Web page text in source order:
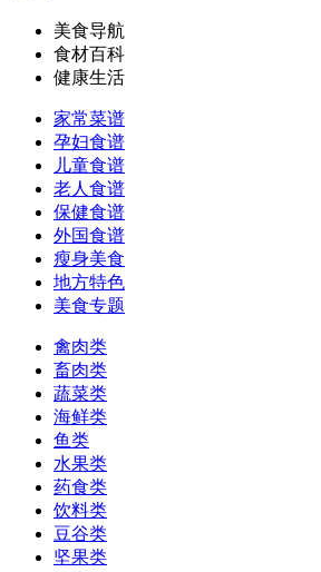
美食导航
食材百科
健康生活
家常菜谱
孕妇食谱
儿童食谱
老人食谱
保健食谱
外国食谱
瘦身美食
地方特色
美食专题
禽肉类
畜肉类
蔬菜类
海鲜类
鱼类
水果类
药食类
饮料类
豆谷类
坚果类